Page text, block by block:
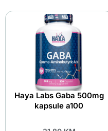
Haya Labs Gaba 500mg
kapsule a100